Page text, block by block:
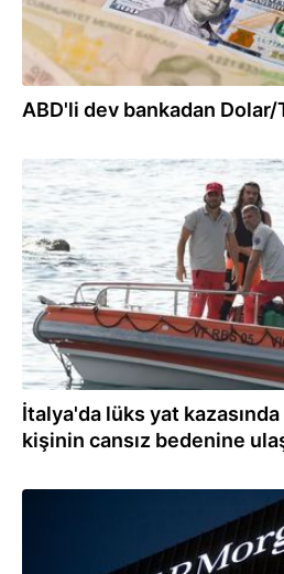
ABD'li dev bankadan
23.08.2024
İtalya'da lüks yat
kişinin cansız bedenine